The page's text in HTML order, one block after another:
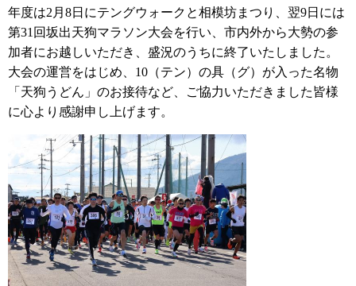
年度は2月8日にテングウォークと相模坊まつり、翌9日には
第31回坂出天狗マラソン大会を行い、市内外から大勢の参
加者にお越しいただき、盛況のうちに終了いたしました。
大会の運営をはじめ、10（テン）の具（グ）が入った名物
「天狗うどん」のお接待など、ご協力いただきました皆様
に心より感謝申し上げます。